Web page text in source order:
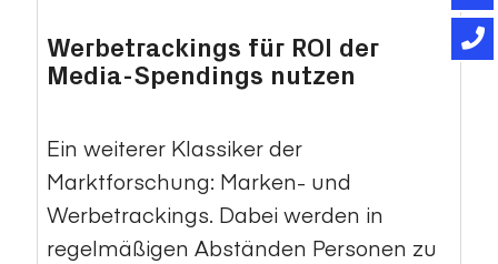
Werbetrackings für ROI der
Media-Spendings nutzen
Ein weiterer Klassiker der
Marktforschung: Marken- und
Werbetrackings. Dabei werden in
regelmäßigen Abständen Personen zu